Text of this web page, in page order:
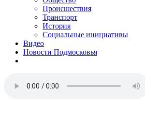
Происшествия
Транспорт
История
Социальные инициативы
Видео
Новости Подмосковья